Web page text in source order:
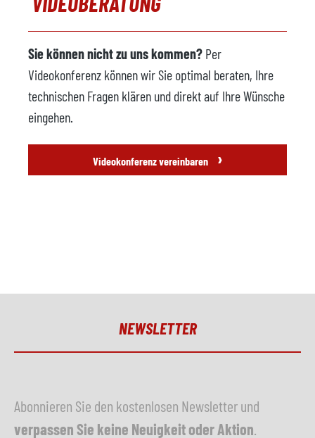
Sie können nicht zu uns kommen? Per
Videokonferenz können wir Sie optimal beraten, Ihre
technischen Fragen klären und direkt auf Ihre Wünsche
eingehen.
Videokonferenz vereinbaren ›
NEWSLETTER
Abonnieren Sie den kostenlosen Newsletter und
verpassen Sie keine Neuigkeit oder Aktion